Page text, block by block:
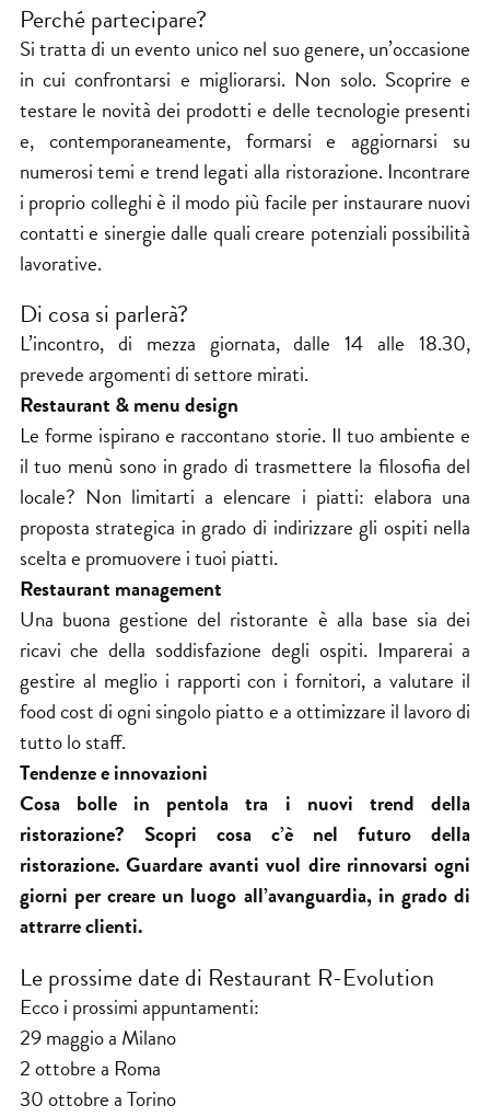
Perché partecipare?
Si tratta di un evento unico nel suo genere, un’occasione
in cui confrontarsi e migliorarsi. Non solo. Scoprire e
testare le novità dei prodotti e delle tecnologie presenti
e, contemporaneamente, formarsi e aggiornarsi su
numerosi temi e trend legati alla ristorazione. Incontrare
i proprio colleghi è il modo più facile per instaurare nuovi
contatti e sinergie dalle quali creare potenziali possibilità
lavorative.
Di cosa si parlerà?
L’incontro, di mezza giornata, dalle 14 alle 18.30,
prevede argomenti di settore mirati.
Restaurant & menu design
Le forme ispirano e raccontano storie. Il tuo ambiente e
il tuo menù sono in grado di trasmettere la filosofia del
locale? Non limitarti a elencare i piatti: elabora una
proposta strategica in grado di indirizzare gli ospiti nella
scelta e promuovere i tuoi piatti.
Restaurant management
Una buona gestione del ristorante è alla base sia dei
ricavi che della soddisfazione degli ospiti. Imparerai a
gestire al meglio i rapporti con i fornitori, a valutare il
food cost di ogni singolo piatto e a ottimizzare il lavoro di
tutto lo staff.
Tendenze e innovazioni
Cosa bolle in pentola tra i nuovi trend della
ristorazione? Scopri cosa c’è nel futuro della
ristorazione. Guardare avanti vuol dire rinnovarsi ogni
giorni per creare un luogo all’avanguardia, in grado di
attrarre clienti.
Le prossime date di Restaurant R-Evolution
Ecco i prossimi appuntamenti:
29 maggio a Milano
2 ottobre a Roma
30 ottobre a Torino